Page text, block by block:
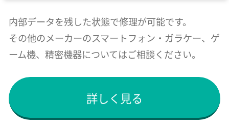
内部データを残した状態で修理が可能です。
その他のメーカーのスマートフォン・ガラケー、ゲ
ーム機、精密機器についてはご相談ください。
詳しく見る